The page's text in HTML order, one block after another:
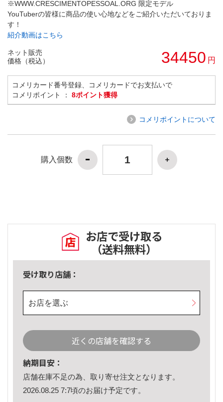
※WWW.CRESCIMENTOPESSOAL.ORG 限定モデル
YouTuberの皆様に商品の使い心地などをご紹介いただいておりま
す！
紹介動画はこちら
ネット販売
価格（税込）
34450 円
コメリカード番号登録、コメリカードでお支払いで
コメリポイント ： 8ポイント獲得
コメリポイントについて
購入個数
お店で受け取る
（送料無料）
受け取り店舗：
お店を選ぶ
近くの店舗を確認する
納期目安：
店舗在庫不足の為、取り寄せ注文となります。
2026.08.25 7:7頃のお届け予定です。